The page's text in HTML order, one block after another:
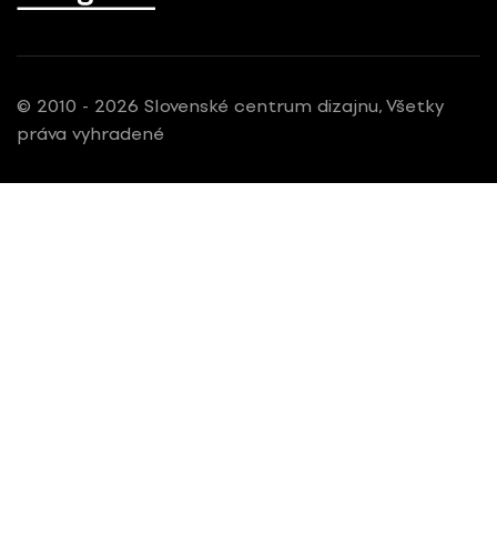
© 2010 - 2026 Slovenské centrum dizajnu, Všetky
práva vyhradené